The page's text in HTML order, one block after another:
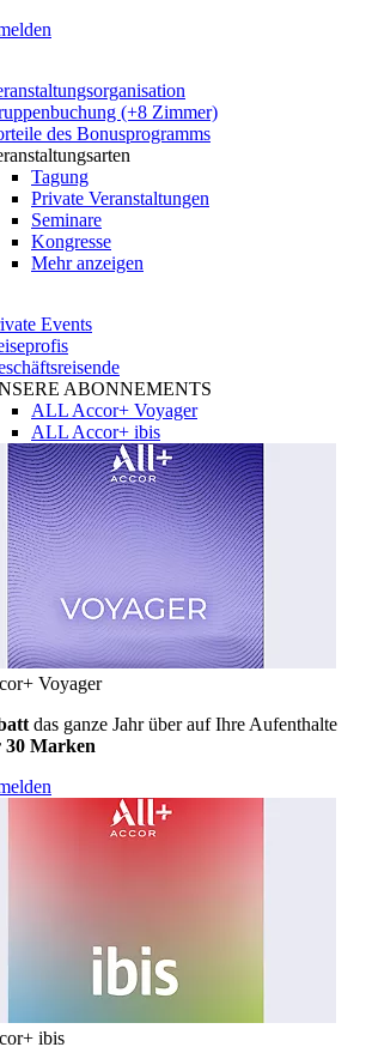
(+8 Zimmer)
des Bonusprogramms
Tagung
Private Veranstaltungen
Seminare
Kongresse
Mehr anzeigen
Events
ABONNEMENTS
ALL Accor+ Voyager
ALL Accor+ ibis
Voyager
das ganze Jahr über auf Ihre Aufenthalte
30 Marken
ibis